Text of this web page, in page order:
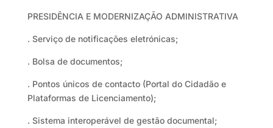
PRESIDÊNCIA E MODERNIZAÇÃO ADMINISTRATIVA
. Serviço de notificações eletrónicas;
. Bolsa de documentos;
. Pontos únicos de contacto (Portal do Cidadão e
Plataformas de Licenciamento);
. Sistema interoperável de gestão documental;